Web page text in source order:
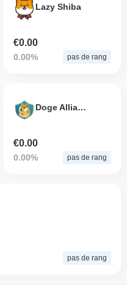
Lazy Shiba
€0.00
0.00% pas de rang
Doge Alliance
€0.00
0.00% pas de rang
pas de rang